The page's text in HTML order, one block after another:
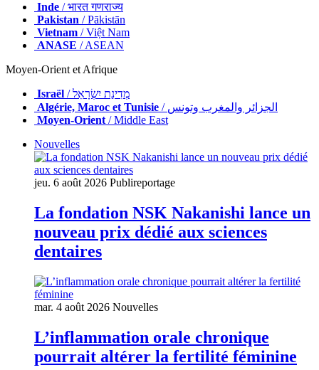
Inde / भारत गणराज्य
Pakistan / Pākistān
Vietnam / Việt Nam
ANASE / ASEAN
Moyen-Orient et Afrique
Israël
/ מְדִינַת יִשְׂרָאֵל
Algérie, Maroc et Tunisie
/ الجزائر والمغرب وتونس
Moyen-Orient/ Middle East
Nouvelles
jeu. 6 août 2026 Publireportage
La fondation NSK Nakanishi lance un
nouveau prix dédié aux sciences
dentaires
mar. 4 août 2026 Nouvelles
L’inflammation orale chronique
pourrait altérer la fertilité féminine